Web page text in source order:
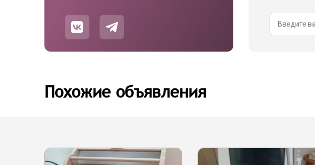
Похожие объявления